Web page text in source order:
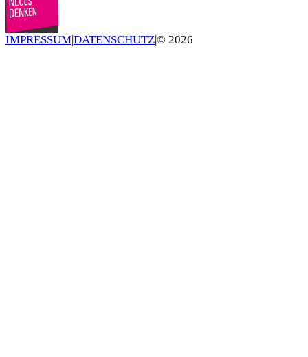
IMPRESSUM|DATENSCHUTZ|© 2026